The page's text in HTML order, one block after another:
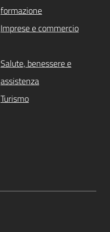
formazione
Imprese e commercio
Salute, benessere e
assistenza
Turismo